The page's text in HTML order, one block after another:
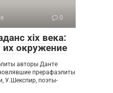
0
xix века:
окружение
авторы Данте
прерафаэлиты
У.Шекспир, поэты-